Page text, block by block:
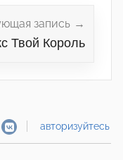
запись
Твой Король
авторизуйтесь